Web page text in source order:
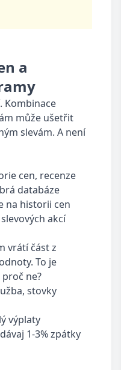
a
Kombinace
může ušetřit
slevám. A není
cen, recenze
databáze
na historii cen
akcí
vrátí část z
To je
ne?
stovky
výplaty
1-3% zpátky